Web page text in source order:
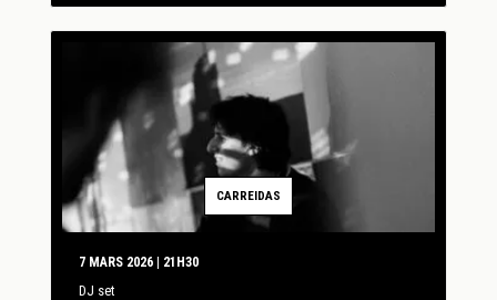
CARREIDAS
7 MARS 2026 | 21H30
DJ set